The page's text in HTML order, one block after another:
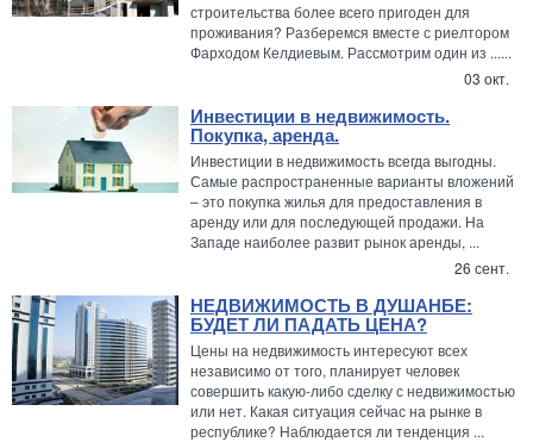
строительства более всего пригоден для
проживания? Разберемся вместе с риелтором
Фарходом Келдиевым. Рассмотрим один из ......
03 окт.
Инвестиции в недвижимость.
Покупка, аренда.
Инвестиции в недвижимость всегда выгодны.
Самые распространенные варианты вложений
– это покупка жилья для предоставления в
аренду или для последующей продажи. На
Западе наиболее развит рынок аренды, ...
26 сент.
НЕДВИЖИМОСТЬ В ДУШАНБЕ:
БУДЕТ ЛИ ПАДАТЬ ЦЕНА?
Цены на недвижимость интересуют всех
независимо от того, планирует человек
совершить какую-либо сделку с недвижимостью
или нет. Какая ситуация сейчас на рынке в
республике? Наблюдается ли тенденция ...